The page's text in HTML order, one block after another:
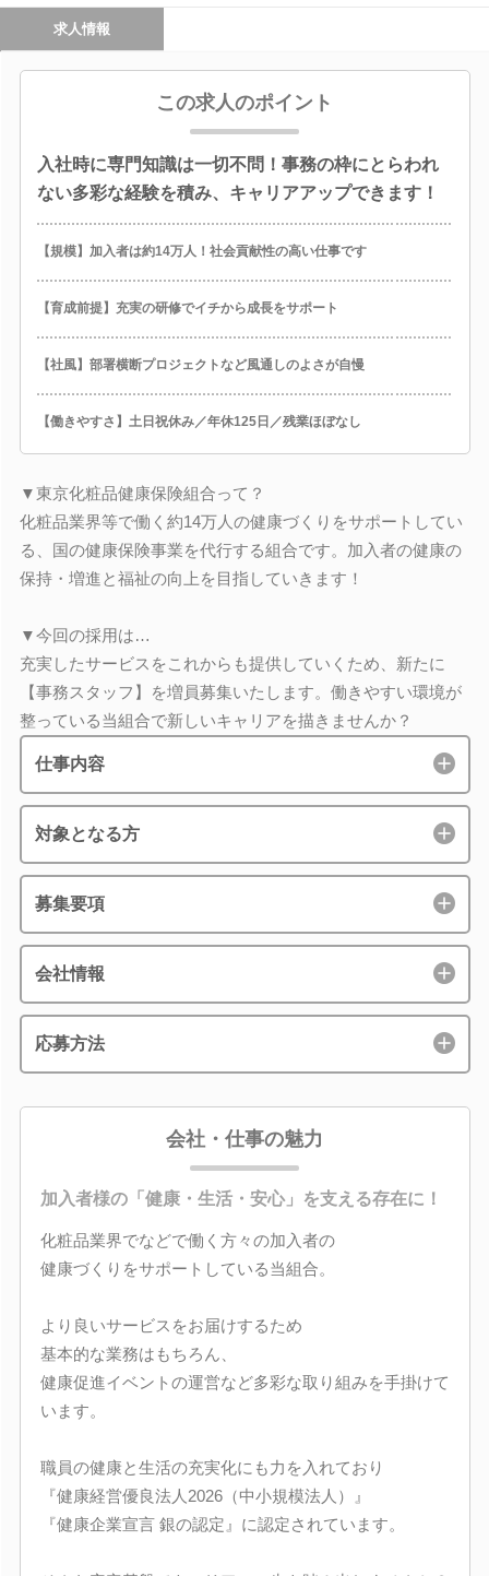
求人情報
この求人のポイント
入社時に専門知識は一切不問！事務の枠にとらわれ
ない多彩な経験を積み、キャリアアップできます！
【規模】加入者は約14万人！社会貢献性の高い仕事です
【育成前提】充実の研修でイチから成長をサポート
【社風】部署横断プロジェクトなど風通しのよさが自慢
【働きやすさ】土日祝休み／年休125日／残業ほぼなし
▼東京化粧品健康保険組合って？
化粧品業界等で働く約14万人の健康づくりをサポートしてい
る、国の健康保険事業を代行する組合です。加入者の健康の
保持・増進と福祉の向上を目指していきます！
▼今回の採用は…
充実したサービスをこれからも提供していくため、新たに
【事務スタッフ】を増員募集いたします。働きやすい環境が
整っている当組合で新しいキャリアを描きませんか？
仕事内容
対象となる方
募集要項
会社情報
応募方法
会社・仕事の魅力
加入者様の「健康・生活・安心」を支える存在に！
化粧品業界でなどで働く方々の加入者の
健康づくりをサポートしている当組合。
より良いサービスをお届けするため
基本的な業務はもちろん、
健康促進イベントの運営など多彩な取り組みを手掛けて
います。
職員の健康と生活の充実化にも力を入れており
『健康経営優良法人2026（中小規模法人）』
『健康企業宣言 銀の認定』に認定されています。